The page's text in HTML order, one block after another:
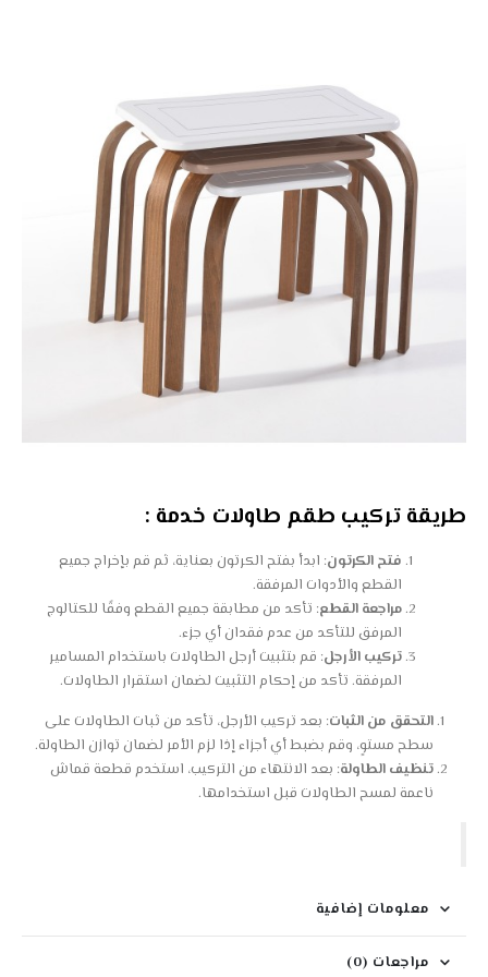
طريقة تركيب طقم طاولات خدمة :
فتح الكرتون: ابدأ بفتح الكرتون بعناية، ثم قم بإخراج جميع
القطع والأدوات المرفقة.
مراجعة القطع: تأكد من مطابقة جميع القطع وفقًا للكتالوج
المرفق للتأكد من عدم فقدان أي جزء.
تركيب الأرجل: قم بتثبيت أرجل الطاولات باستخدام المسامير
المرفقة. تأكد من إحكام التثبيت لضمان استقرار الطاولات.
التحقق من الثبات: بعد تركيب الأرجل، تأكد من ثبات الطاولات على
سطح مستوٍ، وقم بضبط أي أجزاء إذا لزم الأمر لضمان توازن الطاولة.
تنظيف الطاولة: بعد الانتهاء من التركيب، استخدم قطعة قماش
ناعمة لمسح الطاولات قبل استخدامها.
معلومات إضافية
مراجعات (0)